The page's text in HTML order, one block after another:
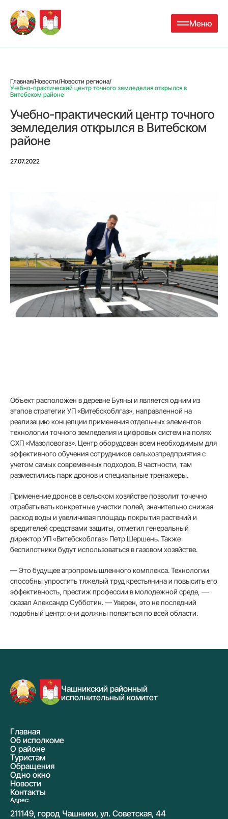
Меню
Главная/Новости/Новости региона/
Учебно-практический центр точного земледелия открылся в
Витебском районе
Учебно-практический центр точного
земледелия открылся в Витебском
районе
27.07.2022
Объект расположен в деревне Буяны и является одним из
этапов стратегии УП «Витебскоблгаз», направленной на
реализацию концепции применения отдельных элементов
технологии точного земледелия и цифровых систем на полях
СХП «Мазоловогаз». Центр оборудован всем необходимым для
эффективного обучения сотрудников сельхозпредприятия с
учетом самых современных подходов. В частности, там
разместились парк дронов и специальные тренажеры.
Применение дронов в сельском хозяйстве позволит точечно
отрабатывать конкретные участки полей, значительно снижая
расход воды и увеличивая площадь покрытия растений и
вредителей средствами защиты, отметил генеральный
директор УП «Витебскоблгаз» Петр Шершень. Также
беспилотники будут использоваться в газовом хозяйстве.
— Это будущее агропромышленного комплекса. Технологии
способны упростить тяжелый труд крестьянина и повысить его
эффективность, престиж профессии в молодежной среде, —
сказал Александр Субботин. — Уверен, это не последний
подобный центр: они должны появиться по всей области.
Чашникский районный
исполнительный комитет
Главная
Об исполкоме
О районе
Туристам
Обращения
Одно окно
Новости
Контакты
Адрес:
211149, город Чашники, ул. Советская, 44